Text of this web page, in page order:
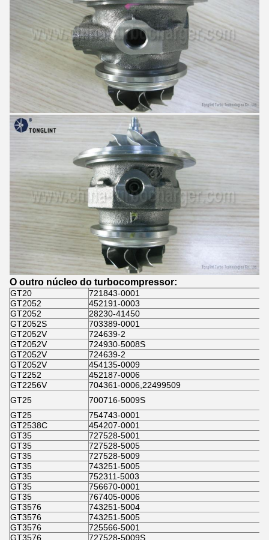
O outro núcleo do turbocompressor:
GT20
721843-0001
GT2052
452191-0003
GT2052
28230-41450
GT2052S
703389-0001
GT2052V
724639-2
GT2052V
724930-5008S
GT2052V
724639-2
GT2052V
454135-0009
GT2252
452187-0006
GT2256V
704361-0006,22499509
GT25
700716-5009S
GT25
754743-0001
GT2538C
454207-0001
GT35
727528-5001
GT35
727528-5005
GT35
727528-5009
GT35
743251-5005
GT35
752311-5003
GT35
756670-0001
GT35
767405-0006
GT3576
743251-5004
GT3576
743251-5005
GT3576
725566-5001
GT3576
727528-5009S